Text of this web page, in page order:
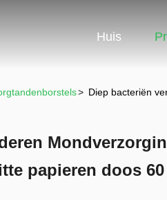
Huis
> Diep bacteriën
papieren doos